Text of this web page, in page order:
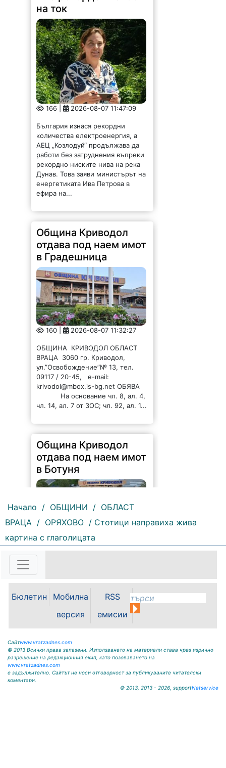
166 | 2026-08-07 11:47:09
България изнася рекордни
АЕЦ „Козлодуй“ продължава да
работи без затруднения въпреки
рекордно ниските нива на река
Дунав. Това заяви министърът на
енергетиката Ива Петрова в
ефира на...
отдава под наем имот
в Градешница
160 | 2026-08-07 11:32:27
ОБЩИНА КРИВОДОЛ ОБЛАСТ
ул.”Освобождение”№ 13, тел.
09117 / 20-45, e-mail:
krivodol@mbox.is-bg.net ОБЯВА
На основание чл. 8, ал. 4,
чл. 14, ал. 7 от ЗОС; чл. 92, ал. 1...
отдава под наем имот
в Ботуня
ВРАЦА 3060 гр. Криводол, ул.
09117/20-45, e-mail:
На основание чл. 8, ал. 4,
чл. 14, ал. 7 от ЗОС; чл. 92, ал. 1...
Начало / ОБЩИНИ / ОБЛАСТ
ВРАЦА / ОРЯХОВО / Стотици направиха жива
картина с глаголицата
Бюлетин
Мобилна
версия
RSS
емисии
Сайтwww.vratzadnes.com
© 2013 Всички права запазени. Използването на материали става чрез изрично
разрешение на редакционния екип, като позоваването на
www.vratzadnes.com
е задължително. Сайтът не носи отговорност за публикуваните читателски
коментари.
© 2013, 2013 - 2026, supportNetservice